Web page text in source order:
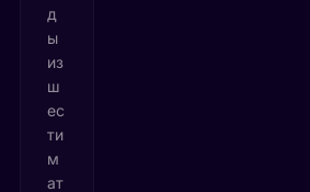
д
ы
из
ш
ес
ти
м
ат